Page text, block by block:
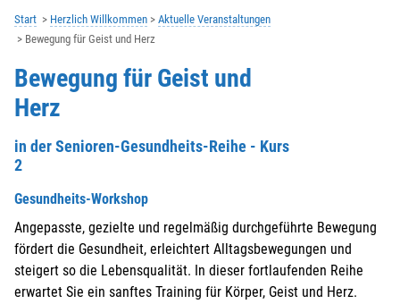
Start Herzlich Willkommen
Aktuelle Veranstaltungen
Bewegung für Geist und Herz
Bewegung für Geist und
Herz
in der Senioren-Gesundheits-Reihe - Kurs
2
Gesundheits-Workshop
Angepasste, gezielte und regelmäßig durchgeführte Bewegung
fördert die Gesundheit, erleichtert Alltagsbewegungen und
steigert so die Lebensqualität. In dieser fortlaufenden Reihe
erwartet Sie ein sanftes Training für Körper, Geist und Herz.